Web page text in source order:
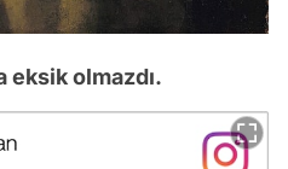
eksik olmazdı.